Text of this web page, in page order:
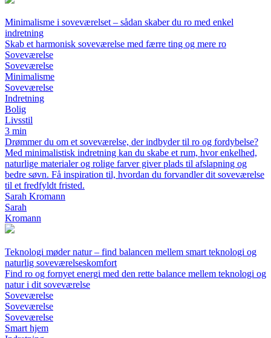
Minimalisme i soveværelset – sådan skaber du ro med enkel
indretning
Skab et harmonisk soveværelse med færre ting og mere ro
Soveværelse
Soveværelse
Minimalisme
Soveværelse
Indretning
Bolig
Livsstil
3 min
Drømmer du om et soveværelse, der indbyder til ro og fordybelse?
Med minimalistisk indretning kan du skabe et rum, hvor enkelhed,
naturlige materialer og rolige farver giver plads til afslapning og
bedre søvn. Få inspiration til, hvordan du forvandler dit soveværelse
til et fredfyldt fristed.
Sarah Kromann
Sarah
Kromann
Teknologi møder natur – find balancen mellem smart teknologi og
naturlig soveværelseskomfort
Find ro og fornyet energi med den rette balance mellem teknologi og
natur i dit soveværelse
Soveværelse
Soveværelse
Soveværelse
Smart hjem